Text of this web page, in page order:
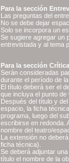
Para la sección
Las preguntas del
No se debe dejar
Solo se incorpora un
Se sugiere agregar un
entrevistada y al tema
Para la sección
Serán consideradas
durante el período de
El título deberá ser el
que incluya el punto de
Después del título y
espacio, la ficha
programa, luego del
escribirse en redonda.
nombre del teatro/
La extensión no
ficha técnica).
Se deberá adjuntar
título el nombre de la